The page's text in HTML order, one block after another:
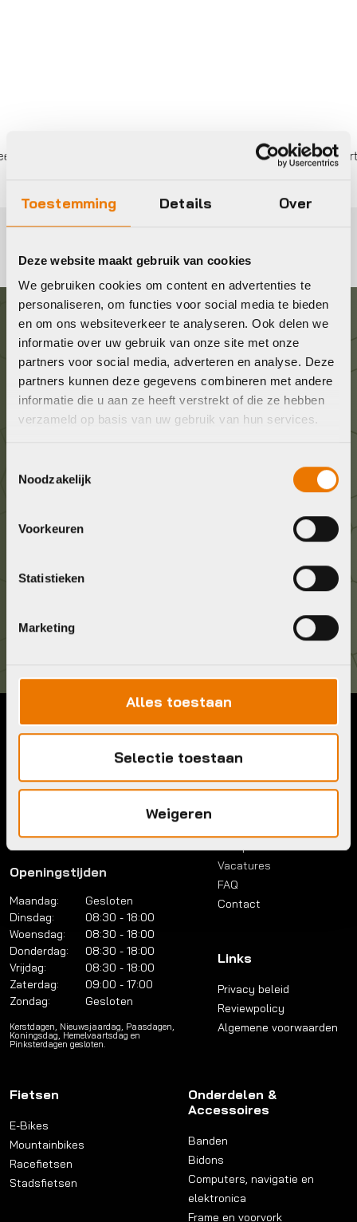
Toestemming Details Over
Deze website maakt gebruik van cookies
We gebruiken cookies om content en advertenties te
personaliseren, om functies voor social media te bieden
en om ons websiteverkeer te analyseren. Ook delen we
informatie over uw gebruik van onze site met onze
partners voor social media, adverteren en analyse. Deze
partners kunnen deze gegevens combineren met andere
informatie die u aan ze heeft verstrekt of die ze hebben
verzameld op basis van uw gebruik van hun services.
Noodzakelijk
Voorkeuren
Statistieken
Marketing
Alles toestaan
Selectie toestaan
Weigeren
Eigen werkplaats met
Graag in contact komen?
Wij staan voor je klaar! Neem contact op via de
onderstaande gegevens.
info@bykestore.nl
1315 BP Almere
Contact
036 5304422
Mail:
info@bykestore.nl
1315 BP Almere
Openingstijden
Maandag:
Gesloten
Dinsdag:
08:30 - 18:00
Woensdag:
08:30 - 18:00
Donderdag:
08:30 - 18:00
Vrijdag:
08:30 - 18:00
Zaterdag:
09:00 - 17:00
Zondag:
Gesloten
Kerstdagen, Nieuwsjaardag, Paasdagen,
Koningsdag, Hemelvaartsdag en
Pinksterdagen gesloten.
Menu
Lease a bike
Vacatures
FAQ
Contact
Links
Privacy beleid
Reviewpolicy
Algemene voorwaarden
Fietsen
E-Bikes
Mountainbikes
Racefietsen
Stadsfietsen
Onderdelen &
Accessoires
Banden
Bidons
Computers, navigatie en
elektronica
Frame en voorvork